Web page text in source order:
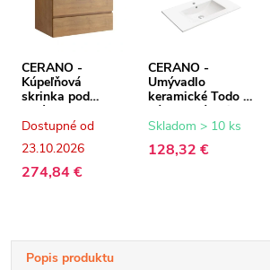
CERANO -
Kúpeľňová
skrinka pod
umývadlo Carole -
dub medový -
79x48x45 cm
Dostupné od
23.10.2026
274,84 €
CERANO -
Umývadlo
keramické Todo -
nábytkové - biela
lesklá - 81x46,5
Skladom > 10 ks
128,32 €
Popis produktu